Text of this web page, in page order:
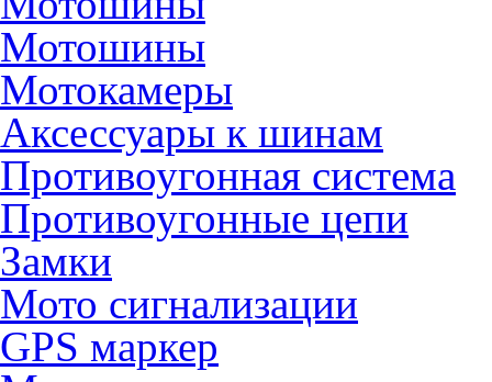
Мотошины
Мотокамеры
Аксессуары к шинам
Противоугонная система
Противоугонные цепи
Замки
Мото сигнализации
GPS маркер